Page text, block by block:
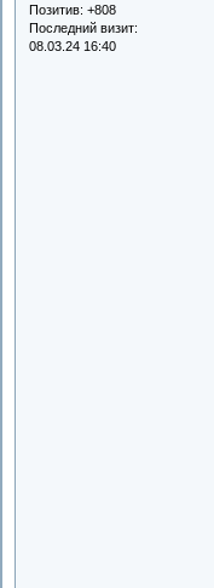
Позитив: +808
Последний визит:
08.03.24 16:40